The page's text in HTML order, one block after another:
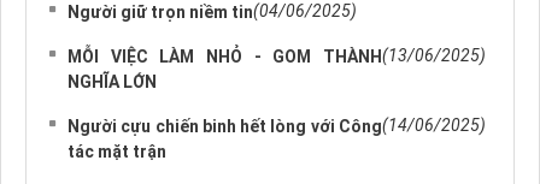
Người giữ trọn niềm tin(04/06/2025)
MỖI VIỆC LÀM NHỎ - GOM THÀNH
NGHĨA LỚN
(13/06/2025)
Người cựu chiến binh hết lòng với Công
tác mặt trận
(14/06/2025)